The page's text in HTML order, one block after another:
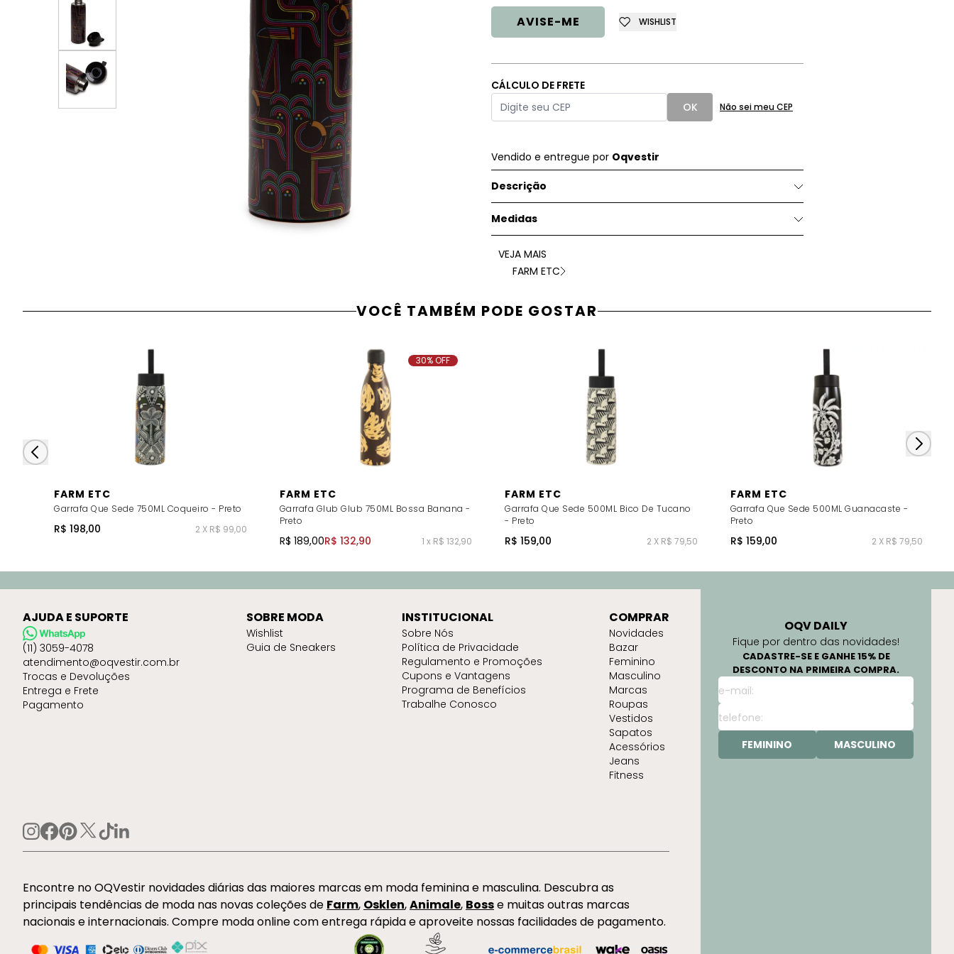
AVISE-ME WISHLIST
CÁLCULO DE FRETE
OK
Não sei meu CEP
Vendido e entregue por Oqvestir
Descrição
Medidas
VEJA MAIS
FARM ETC
VOCÊ TAMBÉM PODE GOSTAR
FARM ETC
Garrafa Que Sede 750ML Coqueiro - Preto
R$ 198,00 2 X R$ 99,00
FARM ETC
Garrafa Glub Glub 750ML Bossa Banana -
Preto
R$ 189,00R$ 132,90 1 x R$ 132,90
30% OFF
FARM ETC
Garrafa Que Sede 500ML Bico De Tucano
- Preto
R$ 159,00 2 X R$ 79,50
FARM ETC
Garrafa Que Sede 500ML Guanacaste -
Preto
R$ 159,00 2 X R$ 79,50
OQV DAILY
Fique por dentro das novidades!
CADASTRE-SE E GANHE 15% DE
DESCONTO NA PRIMEIRA COMPRA.
FEMININO MASCULINO
AJUDA E SUPORTE
(11) 3059-4078
atendimento@oqvestir.com.br
Trocas e Devoluções
Entrega e Frete
Pagamento
SOBRE MODA
Wishlist
Guia de Sneakers
INSTITUCIONAL
Sobre Nós
Política de Privacidade
Regulamento e Promoções
Cupons e Vantagens
Programa de Benefícios
Trabalhe Conosco
COMPRAR
Novidades
Bazar
Feminino
Masculino
Marcas
Roupas
Vestidos
Sapatos
Acessórios
Jeans
Fitness
Encontre no OQVestir novidades diárias das maiores marcas em moda feminina e masculina. Descubra as
principais tendências de moda nas novas coleções de Farm, Osklen,Animale, Bosse muitas outras marcas
nacionais e internacionais. Compre moda online com entrega rápida e aproveite nossas facilidades de pagamento.